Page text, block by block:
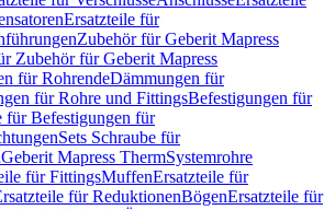
Ersatzteile für
Zubehör für Geberit Mapress
Zubehör für Geberit Mapress
für RohrendeDämmungen für
für Rohre und FittingsBefestigungen für
für Befestigungen für
Sets Schraube für
Geberit Mapress ThermSystemrohre
für FittingsMuffenErsatzteile für
für ReduktionenBögenErsatzteile für